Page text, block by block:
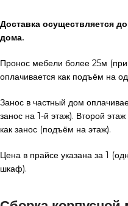
Доставка осуществляется
дома.
Пронос мебели более 25м
оплачивается как подъём на
Занос в частный дом
занос на 1-й этаж). Второй
как занос (подъём на этаж).
Цена в прайсе указана за 1
шкаф).